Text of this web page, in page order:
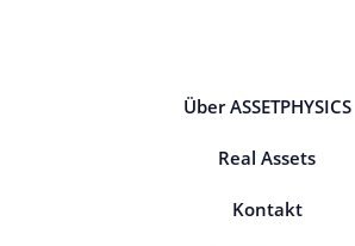
Über ASSETPHYSICS
Real Assets
Kontakt